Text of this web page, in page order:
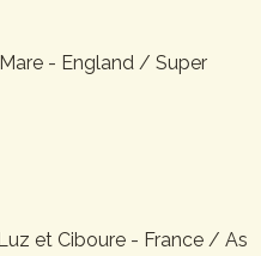
- England / Super
et Ciboure - France / As